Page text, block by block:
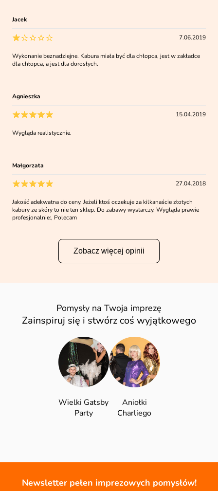
Jacek
7.06.2019
Wykonanie beznadziejne. Kabura miała być dla chłopca, jest w zakładce
dla chłopca, a jest dla dorosłych.
Agnieszka
15.04.2019
Wygląda realistycznie.
Małgorzata
27.04.2018
Jakość adekwatna do ceny. Jeżeli ktoś oczekuje za kilkanaście złotych
kabury ze skóry to nie ten sklep. Do zabawy wystarczy. Wygląda prawie
profesjonalnie:, Polecam
Zobacz więcej opinii
Pomysły na Twoja imprezę
Zainspiruj się i stwórz coś wyjątkowego
Wielki Gatsby
Party
Aniołki
Charliego
Newsletter pełen imprezowych pomysłów!